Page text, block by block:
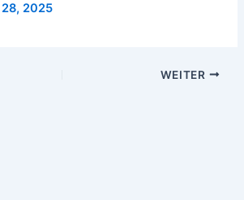
2025
WEITER